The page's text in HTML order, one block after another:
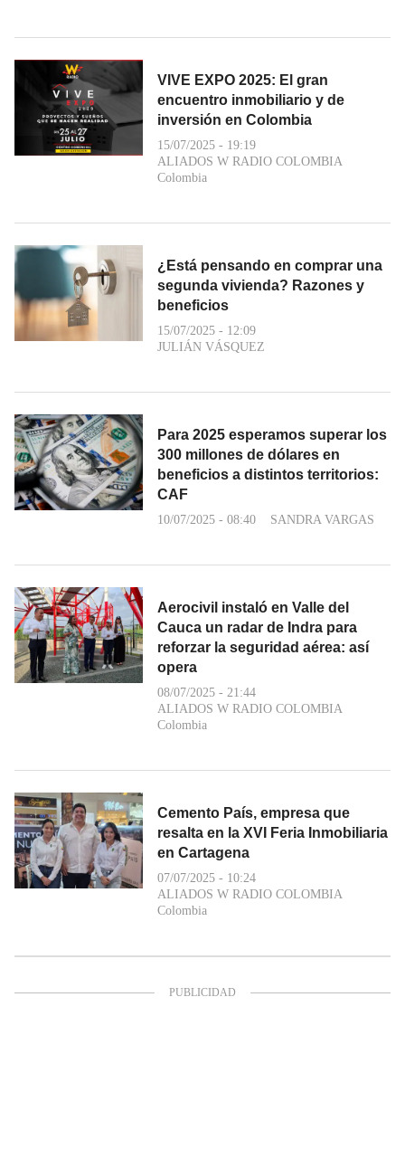
VIVE EXPO 2025: El gran
encuentro inmobiliario y de
inversión en Colombia
15/07/2025 - 19:19
ALIADOS W RADIO COLOMBIA
Colombia
¿Está pensando en comprar una
segunda vivienda? Razones y
beneficios
15/07/2025 - 12:09
JULIÁN VÁSQUEZ
Para 2025 esperamos superar los
300 millones de dólares en
beneficios a distintos territorios:
CAF
10/07/2025 - 08:40 SANDRA VARGAS
Aerocivil instaló en Valle del
Cauca un radar de Indra para
reforzar la seguridad aérea: así
opera
08/07/2025 - 21:44
ALIADOS W RADIO COLOMBIA
Colombia
Cemento País, empresa que
resalta en la XVI Feria Inmobiliaria
en Cartagena
07/07/2025 - 10:24
ALIADOS W RADIO COLOMBIA
Colombia